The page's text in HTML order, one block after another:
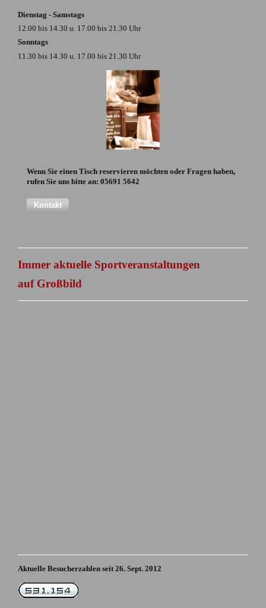
Dienstag - Samstags
12.00 bis 14.30 u. 17.00 bis 21.30 Uhr
Sonntags
11.30 bis 14.30 u. 17.00 bis 21.30 Uhr
Wenn Sie einen Tisch reservieren möchten oder Fragen haben,
rufen Sie uns bitte an: 05691 5642
Kontakt
Immer aktuelle Sportveranstaltungen
auf Großbild
Aktuelle Besucherzahlen seit 26. Sept. 2012